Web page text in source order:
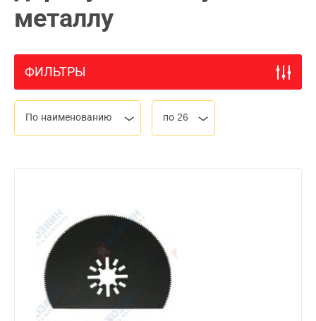
металлу
ФИЛЬТРЫ
По наименованию по 26